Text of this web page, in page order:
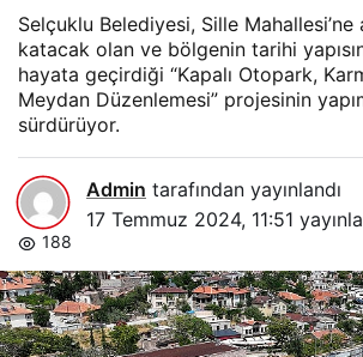
Selçuklu Belediyesi, Sille Mahallesi’ne
katacak olan ve bölgenin tarihi
hayata geçirdiği “Kapalı Otopark,
Meydan Düzenlemesi” projesinin
sürdürüyor.
Admin tarafından yayınlandı
17 Temmuz 2024, 11:51
188
Karma Yapılar ve
Meydan Düzenlemesi”
projesinde çalışmalar
aralıksız devam ediyor